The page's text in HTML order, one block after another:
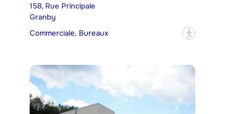
158, Rue Principale
Granby
Commerciale, Bureaux
?